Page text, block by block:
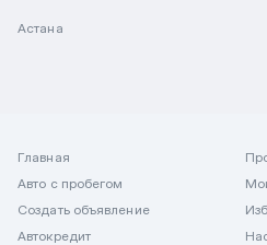
Астана
Главная
Авто с пробегом
Создать объявление
Автокредит